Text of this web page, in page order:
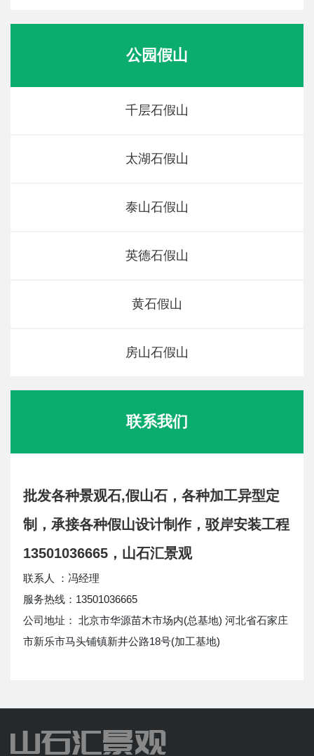
公园假山
千层石假山
太湖石假山
泰山石假山
英德石假山
黄石假山
房山石假山
联系我们
批发各种景观石,假山石，各种加工异型定
制，承接各种假山设计制作，驳岸安装工程
13501036665，山石汇景观
联系人 ：冯经理
服务热线：13501036665
公司地址： 北京市华源苗木市场内(总基地) 河北省石家庄
市新乐市马头铺镇新井公路18号(加工基地)